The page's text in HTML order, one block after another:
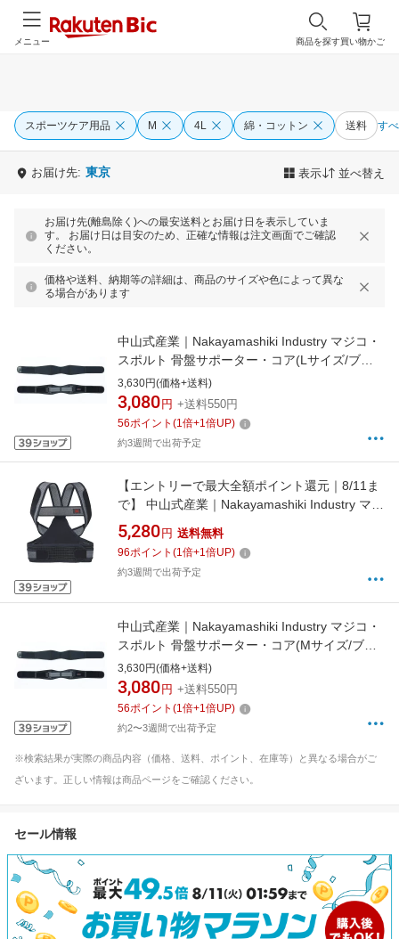
買い物かご
商品を探す
メニュー
スポーツケア用品 M 4L 綿・コットン 送料 す
お届け先: 東京 表示 並べ替え
お届け先(離島除く)への最安送料とお届け日を表示していま
す。 お届け日は目安のため、正確な情報は注文画面でご確認
ください。
価格や送料、納期等の詳細は、商品のサイズや色によって異な
る場合があります
中山式産業｜Nakayamashiki Industry マジコ・
スポルト 骨盤サポーター・コア(Lサイズ/ブラ
ック) 242556
3,630円(価格+送料)
3,080 円 +送料550円
56ポイント (1倍+1倍UP)
約3週間で出荷予定
【エントリーで最大全額ポイント還元｜8/11ま
で】 中山式産業｜Nakayamashiki Industry マジ
コ・スポルト 姿勢サポーター・コア(SSサイズ/
ブラック) 372216
5,280 円 送料無料
96ポイント (1倍+1倍UP)
約3週間で出荷予定
中山式産業｜Nakayamashiki Industry マジコ・
スポルト 骨盤サポーター・コア(Mサイズ/ブラ
ック) 242536
3,630円(価格+送料)
3,080 円 +送料550円
56ポイント (1倍+1倍UP)
約2〜3週間で出荷予定
※検索結果が実際の商品内容（価格、送料、ポイント、在庫等）と異なる場合がご
ざいます。正しい情報は商品ページをご確認ください。
セール情報